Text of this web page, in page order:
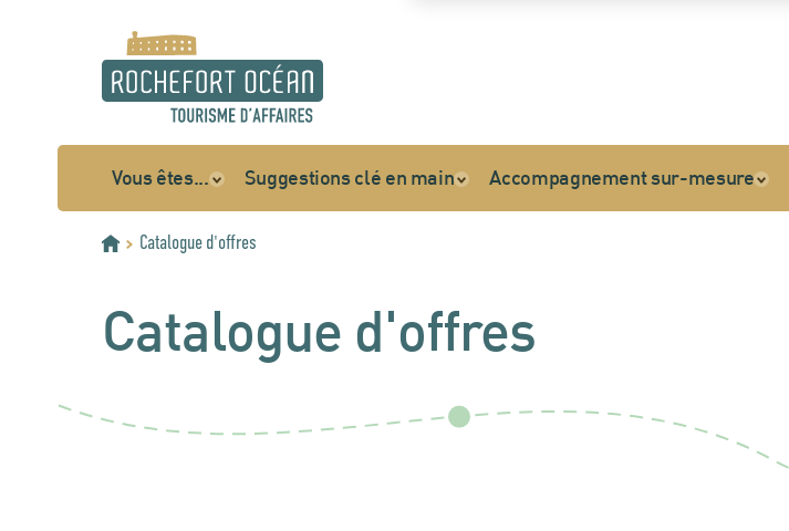
Vous êtes... Suggestions clé en main Accompagnement sur-mesure
Catalogue d'offres
Catalogue d'offres